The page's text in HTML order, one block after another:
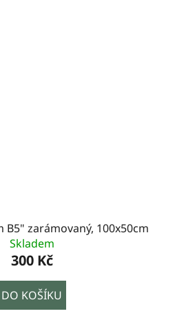
B5" zarámovaný, 100x50cm
Skladem
300 Kč
DO KOŠÍKU